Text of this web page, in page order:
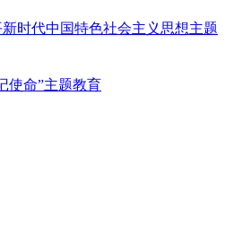
时代中国特色社会主义思想主题
使命”主题教育